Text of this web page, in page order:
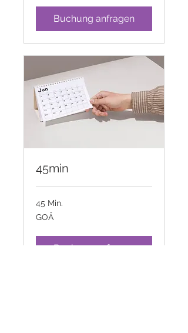
Buchung anfragen
45min
45 Min.
GOÄ
GOÄ
Buchung anfragen